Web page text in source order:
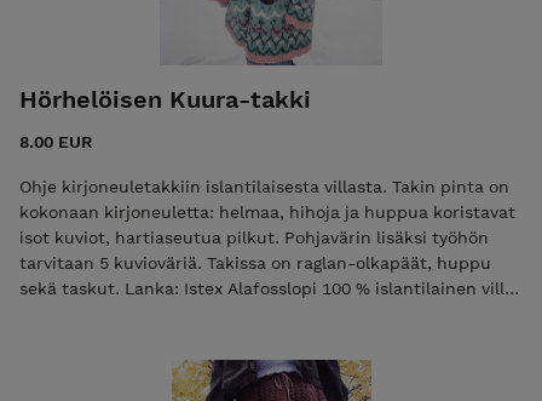
Hörhelöisen Kuura-takki
8.00 EUR
Ohje kirjoneuletakkiin islantilaisesta villasta. Takin pinta on
kokonaan kirjoneuletta: helmaa, hihoja ja huppua koristavat
isot kuviot, hartiaseutua pilkut. Pohjavärin lisäksi työhön
tarvitaan 5 kuvioväriä. Takissa on raglan-olkapäät, huppu
sekä taskut. Lanka: Istex Alafosslopi 100 % islantilainen villa.
laatikkomallinen: helma on leveä, hihat kapeahkot.